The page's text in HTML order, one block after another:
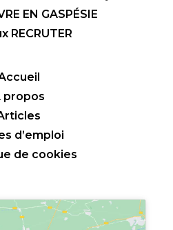
EN GASPÉSIE
RECRUTER
propos
d’emploi
de cookies